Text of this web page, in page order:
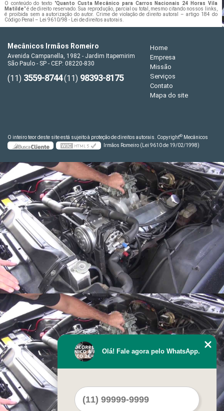
O conteúdo do texto "Quanto Custa Mecânico para Carros Nacionais 24 Horas Vila
Matilde" é de direito reservado. Sua reprodução, parcial ou total, mesmo citando nossos links,
é proibida sem a autorização do autor. Crime de violação de direito autoral – artigo 184 do
Código Penal – Lei 9610/98 - Lei de direitos autorais.
Mecânicos Irmãos Romeiro
Avenida Campanella, 1982 - Jardim Itapemirim
São Paulo - SP - CEP: 08220-830
(11) 3559-8744(11) 98393-8175
Home
Empresa
Missão
Serviços
Contato
Mapa do site
O inteiro teor deste site está sujeito à proteção de direitos autorais. Copyright© Mecânicos
Irmãos Romeiro (Lei 9610 de 19/02/1998)
Olá! Fale agora pelo WhatsApp.